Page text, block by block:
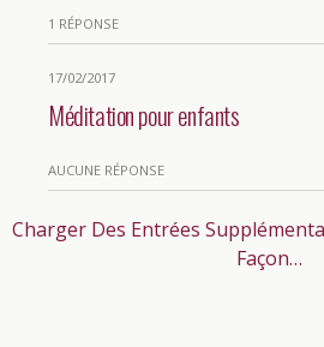
1 RÉPONSE
17/02/2017
Méditation pour enfants
AUCUNE RÉPONSE
Charger Des Entrées
Façon…